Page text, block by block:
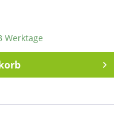
Werktage